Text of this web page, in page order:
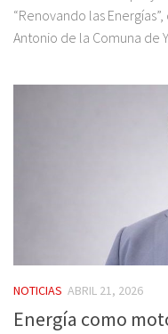
“Renovando las
Antonio de la Comuna de
NOTICIAS ABRIL 21, 2026
Energía como